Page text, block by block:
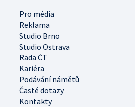
Pro média
Reklama
Studio Brno
Studio Ostrava
Rada ČT
Kariéra
Podávání námětů
Časté dotazy
Kontakty